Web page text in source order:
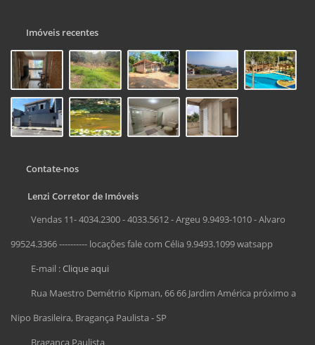
Imóveis recentes
Contate-nos
Lenzi Corretor de Imóveis
Vendas 11- 4034.2300 - 4033.5612 - Argeu 9.9493-1010 - Alvaro
99524.3366 ---------- locações fale com Célia 9.9493.1099 watsapp
E-mail :Clique aqui
Rua Maestro Demétrio Kipman, 66 66 Jardim América próximo a
Nipo Brasileira, Bragança Paulista - SP